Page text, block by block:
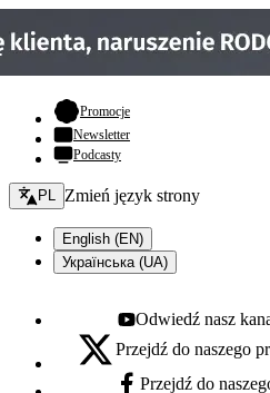
Promocje- otwiera się w nowej karcie
Newsletter
Podcasty
Zmień język - bieżący:
PL Zmień język strony
English (EN)
Українська (UA)
Youtube - otwiera się w
Odwiedź nasz
X - otwiera się w nowej karcie
Przejdź do naszego
Przejdź do